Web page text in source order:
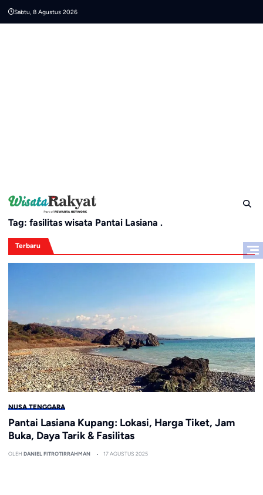
Sabtu, 8 Agustus 2026
Tag: fasilitas wisata Pantai Lasiana .
Terbaru
NUSA TENGGARA
Pantai Lasiana Kupang: Lokasi, Harga Tiket, Jam
Buka, Daya Tarik & Fasilitas
OLEH DANIEL FITROTIRRAHMAN 17 AGUSTUS 2025